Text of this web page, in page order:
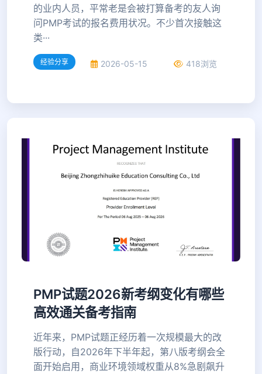
的业内人员，平常老是会被打算备考的友人询
问PMP考试的报名费用状况。不少首次接触这
类···
经验分享 2026-05-15 418浏览
PMP试题2026新考纲变化有哪些
高效通关备考指南
近年来，PMP试题正经历着一次规模最大的改
版行动，自2026年下半年起，第八版考纲会全
面开始启用，商业环境领域权重从8%急剧飙升